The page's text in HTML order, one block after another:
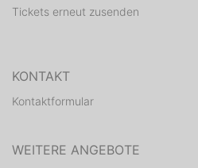
Tickets erneut zusenden
KONTAKT
Kontaktformular
WEITERE ANGEBOTE